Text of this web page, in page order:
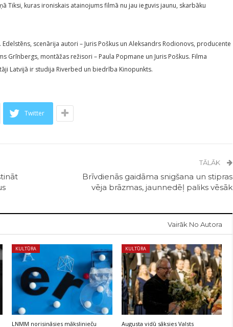
Tiksi, kuras ironiskais atainojums filmā nu jau ieguvis jaunu, skarbāku
scenārija autori – Juris Poškus un Aleksandrs Rodionovs, producente
Grīnbergs, montāžas režisori – Paula Popmane un Juris Poškus. Filma
Latvijā ir studija Riverbed un biedrība Kinopunkts.
Twitter
TĀLĀK
Brīvdienās gaidāma snigšana un stipras
vēja brāzmas, jaunnedēļ paliks vēsāk
Vairāk No Autora
KULTŪRA
LNMM norisināsies mākslinieču
KULTŪRA
Augusta vidū sāksies Valsts